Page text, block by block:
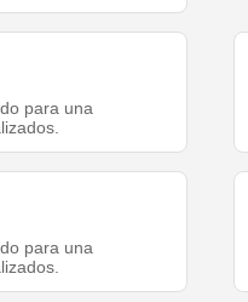
para una
para una